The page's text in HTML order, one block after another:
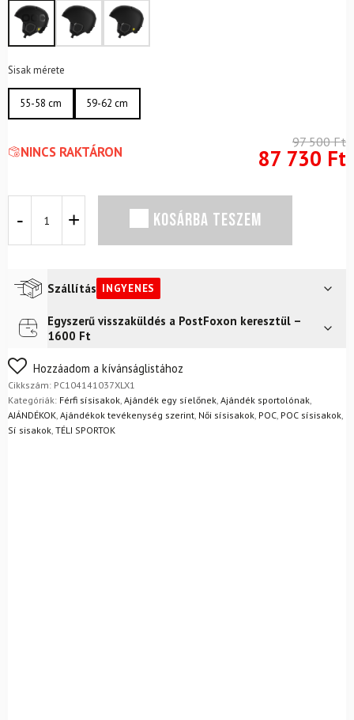
Sisak mérete
55-58 cm 59-62 cm
NINCS RAKTÁRON
97 500Ft
87 730 Ft
POC
Matt
mennyiség
KOSÁRBA TESZEM
Szállítás INGYENES
Futár a címreIngyenes
FoxPost
Egyszerű visszaküldés a PostFoxon keresztül –
1600 Ft
Nem biztos a választásában? Semmi gond – a terméket
egyszerűen visszaküldheti 14 napon belül, indoklás nélkül.
Mik a visszaküldés feltételei?
Hozzáadom a kívánságlistához
Cikkszám: PC104141037XLX1
Kategóriák: Férfi sísisakok Ajándék egy síelőnek Ajándék sportolónak
AJÁNDÉKOK Ajándékok tevékenység szerint Női sísisakok POC POC sísisakok
Sí sisakok TÉLI SPORTOK